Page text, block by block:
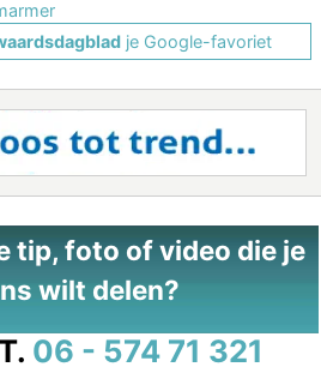
je Google-favoriet
tip, foto of video die je
wilt delen?
T. 06 - 574 71 321